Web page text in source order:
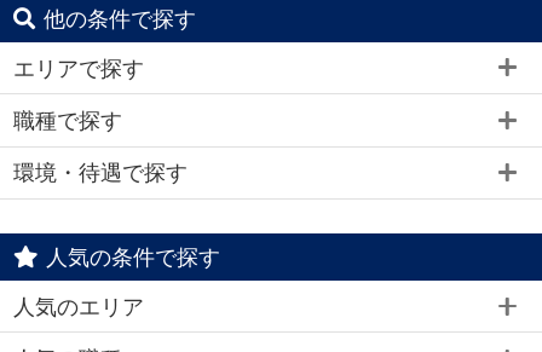
他の条件で探す
エリアで探す
職種で探す
環境・待遇で探す
人気の条件で探す
人気のエリア